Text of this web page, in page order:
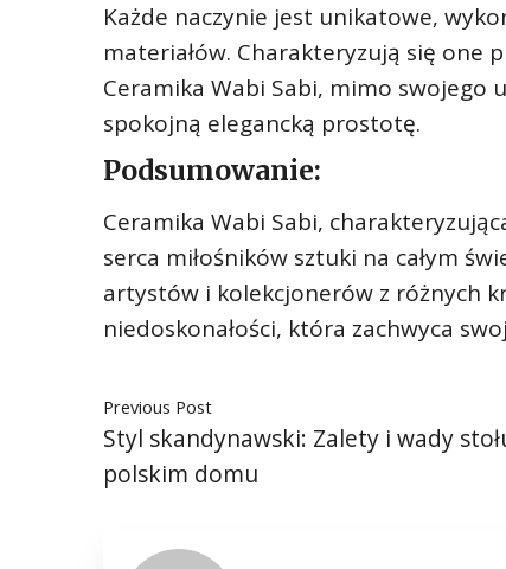
Każde naczynie jest unikatowe,
materiałów. Charakteryzują się
Ceramika Wabi Sabi, mimo swojego
spokojną elegancką prostotę.
Podsumowanie:
Ceramika Wabi Sabi,
serca miłośników sztuki na całym
artystów i kolekcjonerów z różnych
niedoskonałości, która zachwyca
Previous Post
Styl skandynawski: Zalety i wady
polskim domu